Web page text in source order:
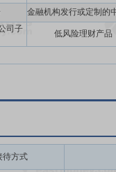
司子
低风险理财产品
待方式